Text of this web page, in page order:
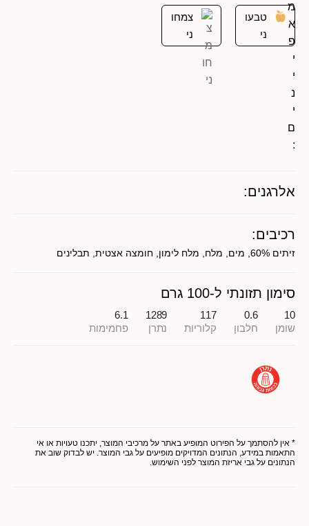
מ
א
פ
י
י
נ
י
ם
:
טבעו
ני
צמחו
ני
אלרגנים:
רכיבים:
זיתים 60%, מים, מלח, מלח לימון, חומצה אצטית, תבלינים
סימון תזונתי ל-100 גרם
10
שומן
0.6
חלבון
117
קלוריות
1289
נתרן
6.1
פחמימות
* אין להסתמך על הפירוט המופיע באתר על מרכיבי המוצר, יתכנו טעויות או אי
התאמות במידע, הנתונים המדויקים מופיעים על גבי המוצר. יש לבדוק שוב את
הנתונים על גבי אריזת המוצר לפני השימוש.